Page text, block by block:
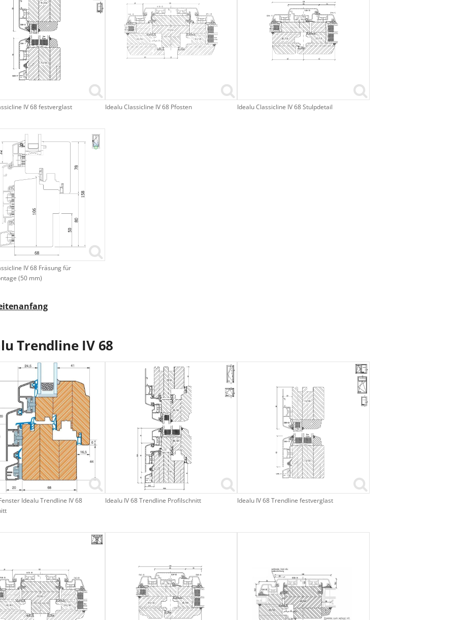
IV 68 festverglast Idealu Classicline IV 68 Pfosten Idealu Classicline IV 68 Stulpdetail
IV 68 Fräsung für
(50 mm)
Trendline IV 68
Idealu Trendline IV 68
Idealu IV 68 Trendline Profilschnitt Idealu IV 68 Trendline festverglast